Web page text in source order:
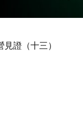
證（十三）